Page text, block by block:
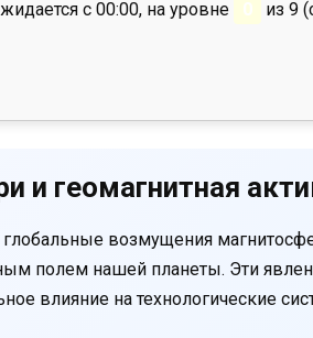
с 00:00, на уровне 0 из 9
и геомагнитная
глобальные возмущения
полем нашей планеты. Эти
влияние на технологические